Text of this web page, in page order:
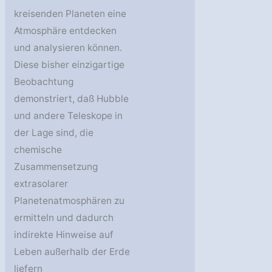
kreisenden Planeten eine
Atmosphäre entdecken
und analysieren können.
Diese bisher einzigartige
Beobachtung
demonstriert, daß Hubble
und andere Teleskope in
der Lage sind, die
chemische
Zusammensetzung
extrasolarer
Planetenatmosphären zu
ermitteln und dadurch
indirekte Hinweise auf
Leben außerhalb der Erde
liefern